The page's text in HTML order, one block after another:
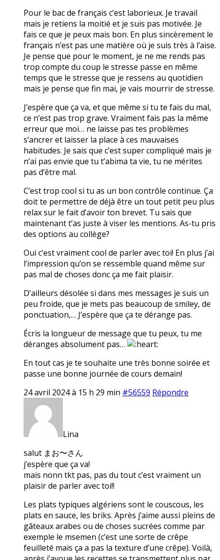
Pour le bac de français c’est laborieux. Je travail
mais je retiens la moitié et je suis pas motivée. Je
fais ce que je peux mais bon. En plus sincèrement le
français n’est pas une matière où je suis très à l’aise.
Je pense que pour le moment, je ne me rends pas
trop compte du coup le stresse passe en même
temps que le stresse que je ressens au quotidien
mais je pense que fin mai, je vais mourrir de stresse.
J’espère que ça va, et que même si tu te fais du mal,
ce n’est pas trop grave. Vraiment fais pas la même
erreur que moi… ne laisse pas tes problèmes
s’ancrer et laisser la place à ces mauvaises
habitudes. Je sais que c’est super compliqué mais je
n’ai pas envie que tu t’abima ta vie, tu ne mérites
pas d’être mal.
C’est trop cool si tu as un bon contrôle continue. Ça
doit te permettre de déjà être un tout petit peu plus
relax sur le fait d’avoir ton brevet. Tu sais que
maintenant t’as juste à viser les mentions. As-tu pris
des options au collège?
Oui c’est vraiment cool de parler avec toi! En plus j’ai
l’impression qu’on se ressemble quand même sur
pas mal de choses donc ça me fait plaisir.
D’ailleurs désolée si dans mes messages je suis un
peu froide, que je mets pas beaucoup de smiley, de
ponctuation,… J’espère que ça te dérange pas.
Écris la longueur de message que tu peux, tu me
déranges absolument pas…
En tout cas je te souhaite une très bonne soirée et
passe une bonne journée de cours demain!
24 avril 2024 à 15 h 29 min #56559 Répondre
Lina
salut まお〜さん
j’espère que ça va!
mais nonn tkt pas, pas du tout c’est vraiment un
plaisir de parler avec toi!!
Les plats typiques algériens sont le couscous, les
plats en sauce, les briks. Après j’aime aussi pleins de
gâteaux arabes ou de choses sucrées comme par
exemple le msemen (c’est une sorte de crêpe
feuilleté mais ça a pas la texture d’une crêpe). Voilà,